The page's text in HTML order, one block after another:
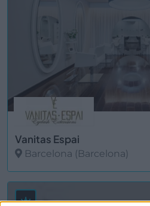
Vanitas Espai
Barcelona (Barcelona)